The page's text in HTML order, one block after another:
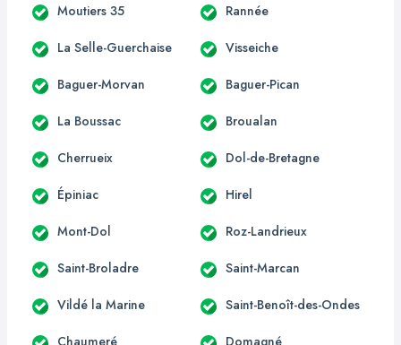
Moutiers 35 Rannée
La Selle-Guerchaise Visseiche
Baguer-Morvan Baguer-Pican
La Boussac Broualan
Cherrueix Dol-de-Bretagne
Épiniac Hirel
Mont-Dol Roz-Landrieux
Saint-Broladre Saint-Marcan
Vildé la Marine Saint-Benoît-des-Ondes
Chaumeré Domagné